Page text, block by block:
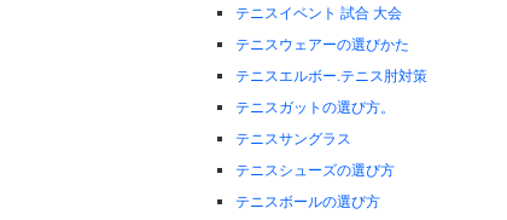
テニスイベント 試合 大会
テニスウェアーの選びかた
テニスエルボー.テニス肘対策
テニスガットの選び方。
テニスサングラス
テニスシューズの選び方
テニスボールの選び方